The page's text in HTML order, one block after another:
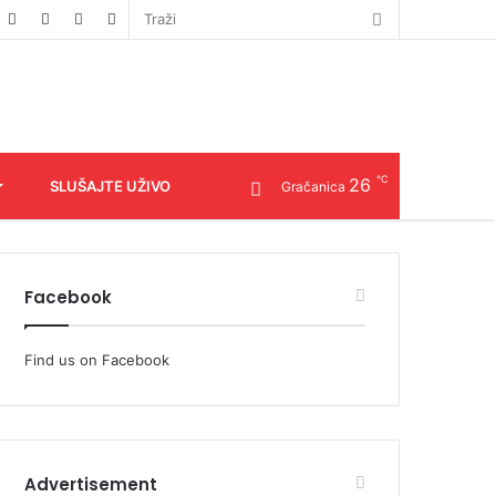
SLUŠAJTE UŽIVO Gračanica 26 ℃
Facebook
Find us on Facebook
Advertisement